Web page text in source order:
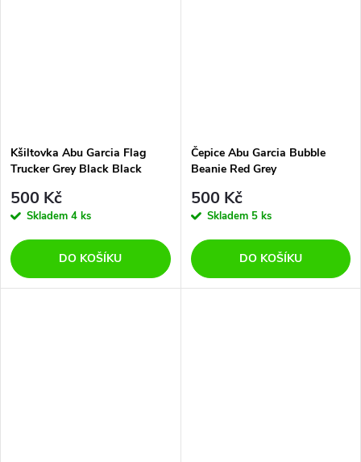
Kšiltovka Abu Garcia Flag
Trucker Grey Black Black
500 Kč
Skladem 4 ks
DO KOŠÍKU
Čepice Abu Garcia Bubble
Beanie Red Grey
500 Kč
Skladem 5 ks
DO KOŠÍKU